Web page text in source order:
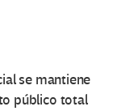
se mantiene
público total